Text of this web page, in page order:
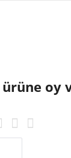
ürüne oy